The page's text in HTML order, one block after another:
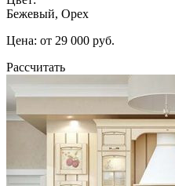
Бежевый, Орех
Цена: от 29 000 руб.
Рассчитать